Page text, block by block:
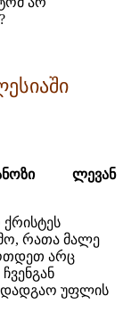
ლევან
ქრისტეს
რათა მალე
არც
დადგაო უფლის